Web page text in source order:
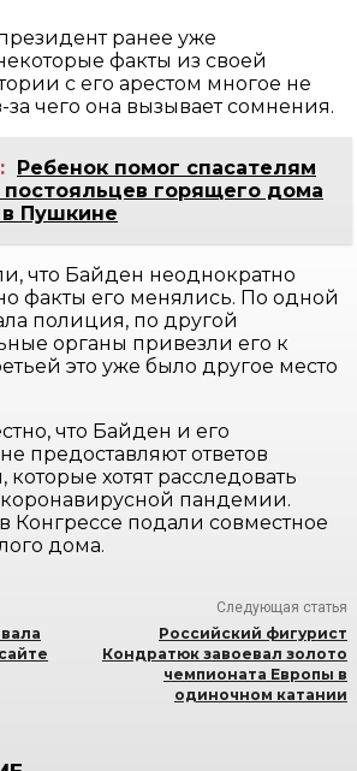
ранее уже
факты из своей
с его арестом многое не
за чего она вызывает сомнения.
Ребенок помог спасателям
постояльцев горящего дома
Пушкине
что Байден неоднократно
факты его менялись. По одной
полиция, по другой
органы привезли его к
это уже было другое место
что Байден и его
предоставляют ответов
хотят расследовать
пандемии.
Конгрессе подали совместное
дома.
Следующая статья
Российский фигурист
Кондратюк завоевал золото
чемпионата Европы в
одиночном катании